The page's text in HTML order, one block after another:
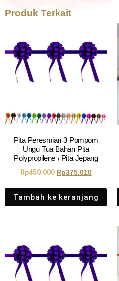
Produk Terkait
Pita Peresmian 3 Pompom
Ungu Tua Bahan Pita
Polypropilene / Pita Jepang
Rp450.000 Rp375.010
Tambah ke keranjang